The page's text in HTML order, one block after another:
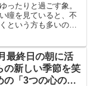
ったりと過ごす象。
瞳を見ていると、不
という方も多いので
から約300年前の江戸
最終日の朝に活
の新しい季節を笑
の「3つの心の物